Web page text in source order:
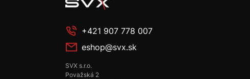
+421 907 778 007
eshop@svx.sk
SVX s.r.o.
Považská 2